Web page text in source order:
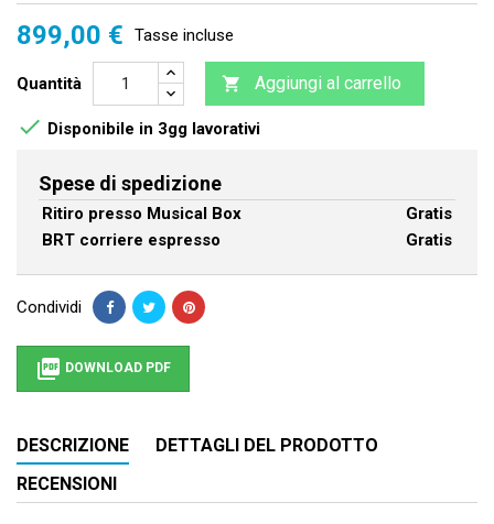
899,00 € Tasse incluse
Quantità  Aggiungi al carrello
 Disponibile in 3gg lavorativi
Spese di spedizione
Ritiro presso Musical Box
Gratis
BRT corriere espresso
Gratis
Condividi
 DOWNLOAD PDF
DESCRIZIONE
DETTAGLI DEL PRODOTTO
RECENSIONI